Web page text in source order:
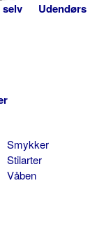
Udendørs
Smykker
Stilarter
Våben